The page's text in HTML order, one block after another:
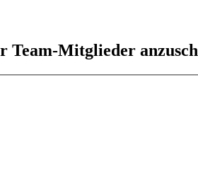
Team-Mitglieder